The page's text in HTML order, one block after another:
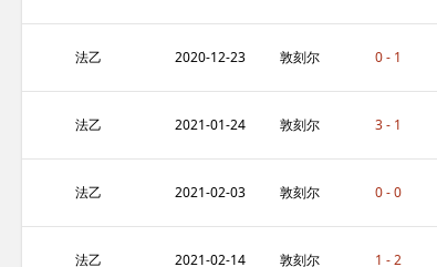
克
法乙 2020-12-23 敦刻尔
克
0 - 1
法乙 2021-01-24 敦刻尔
克
3 - 1
法乙 2021-02-03 敦刻尔
克
0 - 0
法乙 2021-02-14 敦刻尔 1 - 2